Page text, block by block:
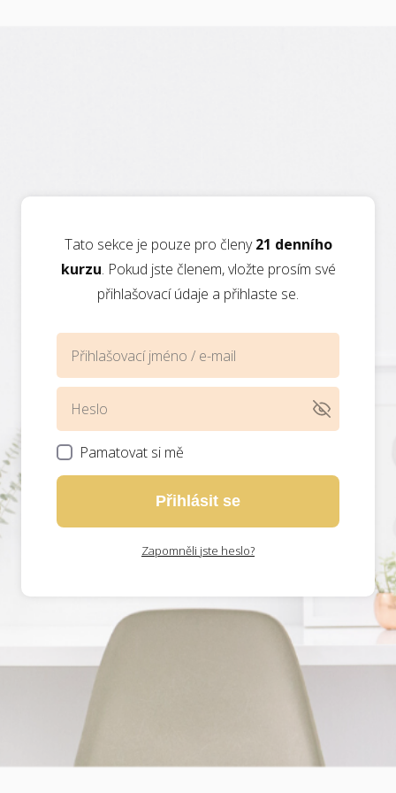
Tato sekce je pouze pro členy21 denního
kurzu. Pokud jste členem, vložte prosím své
přihlašovací údaje a přihlaste se.
Pamatovat si mě
Přihlásit se
Zapomněli jste heslo?